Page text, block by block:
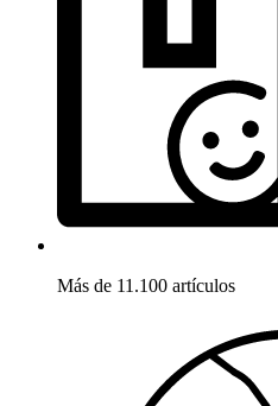
Más de 11.100 artículos